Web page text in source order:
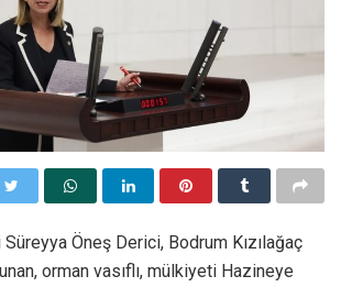
Öneş Derici, Bodrum Kızılağaç
orman vasıflı, mülkiyeti Hazineye